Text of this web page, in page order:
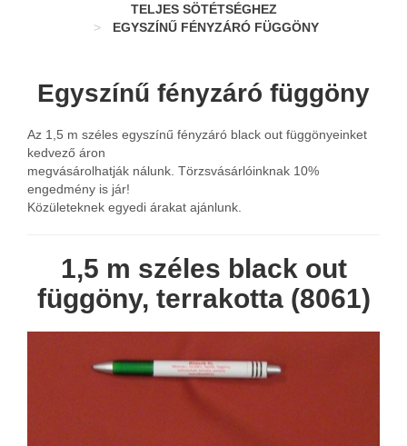
TELJES SÖTÉTSÉGHEZ
EGYSZÍNŰ FÉNYZÁRÓ FÜGGÖNY
Egyszínű fényzáró függöny
Az 1,5 m széles egyszínű fényzáró black out függönyeinket
kedvező áron
megvásárolhatják nálunk. Törzsvásárlóinknak 10%
engedmény is jár!
Közületeknek egyedi árakat ajánlunk.
1,5 m széles black out
függöny, terrakotta (8061)